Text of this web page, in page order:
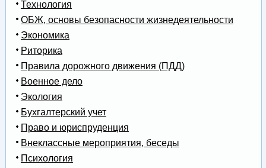
Технология
ОБЖ, основы безопасности жизнедеятельности
Экономика
Риторика
Правила дорожного движения (ПДД)
Военное дело
Экология
Бухгалтерский учет
Право и юриспруденция
Внеклассные мероприятия, беседы
Психология